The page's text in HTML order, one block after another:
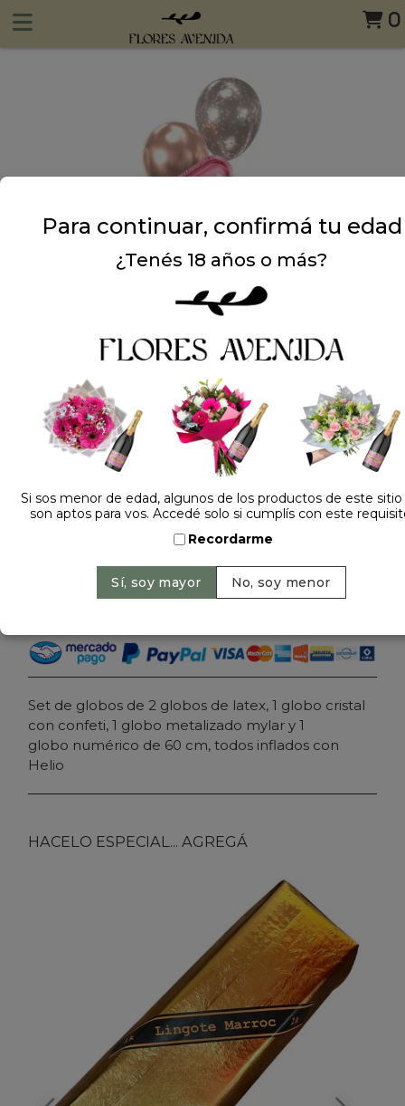
0
Dejá tu opinión
RAMILLETE DE GLOBOS 1ER AÑO ROSADO CON
HELIO
$ 189.000 16% OFF
Set de globos de 2 globos de latex, 1 globo cristal
con confeti, 1 globo metalizado mylar y 1
globo numérico de 60 cm, todos inflados con
Helio
HACELO ESPECIAL... AGREGÁ
Para continuar, confirmá tu edad
¿Tenés 18 años o más?
Si sos menor de edad, algunos de los productos de este
son aptos para vos. Accedé solo si cumplís con este
Recordarme